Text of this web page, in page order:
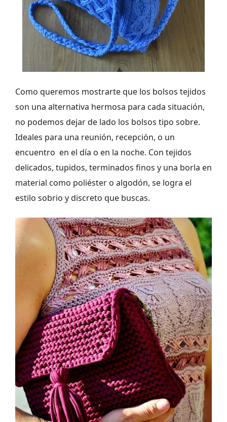
Como queremos mostrarte que los bolsos tejidos
son una alternativa hermosa para cada situación,
no podemos dejar de lado los bolsos tipo sobre.
Ideales para una reunión, recepción, o un
encuentro en el día o en la noche. Con tejidos
delicados, tupidos, terminados finos y una borla en
material como poliéster o algodón, se logra el
estilo sobrio y discreto que buscas.